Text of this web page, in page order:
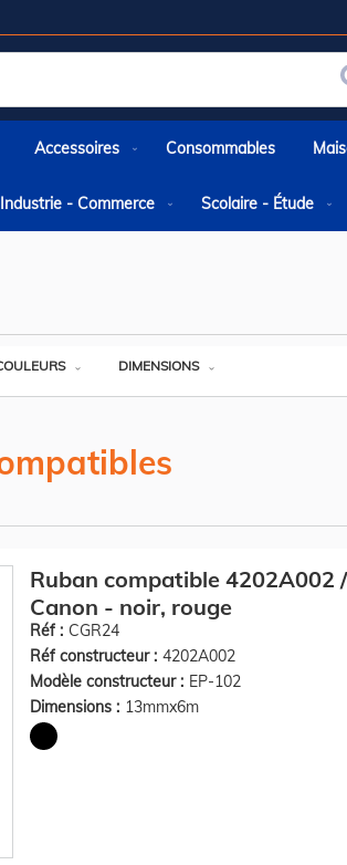
Accessoires Consommables
- Commerce Scolaire - Étude
DIMENSIONS
Ruban compatible 4202A002
Canon - noir, rouge
Réf : CGR24
Réf constructeur : 4202A002
Modèle constructeur : EP-102
Dimensions : 13mmx6m